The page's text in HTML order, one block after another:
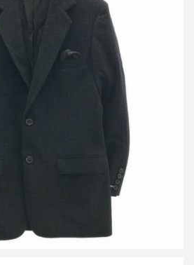
ームドオム 14AW ウールチェックジャケ
ックパンツ セットアップ
詳しく見る